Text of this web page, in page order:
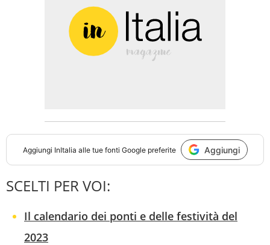
Aggiungi InItalia alle tue fonti Google preferite Aggiungi
SCELTI PER VOI:
Il calendario dei ponti e delle festività del
2023